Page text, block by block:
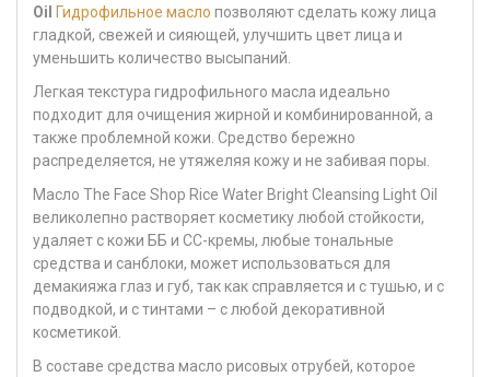
Oil
Гидрофильное масло позволяют сделать кожу лица
гладкой, свежей и сияющей, улучшить цвет лица и
уменьшить количество высыпаний.
Легкая текстура гидрофильного масла идеально
подходит для очищения жирной и комбинированной, а
также проблемной кожи. Средство бережно
распределяется, не утяжеляя кожу и не забивая поры.
Масло The Face Shop Rice Water Bright Cleansing Light Oil
великолепно растворяет косметику любой стойкости,
удаляет с кожи ББ и СС-кремы, любые тональные
средства и санблоки, может использоваться для
демакияжа глаз и губ, так как справляется и с тушью, и с
подводкой, и с тинтами – с любой декоративной
косметикой.
В составе средства масло рисовых отрубей, которое